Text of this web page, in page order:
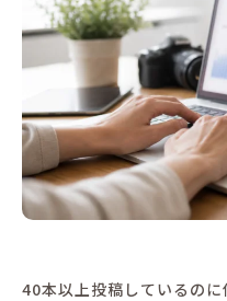
40本以上投稿しているの